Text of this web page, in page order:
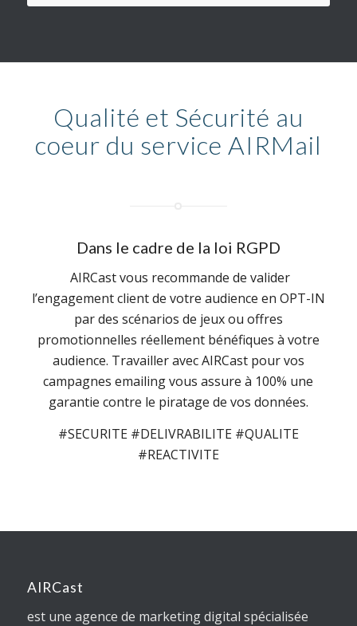
Qualité et Sécurité au
coeur du service AIRMail
Dans le cadre de la loi RGPD
AIRCast vous recommande de valider
l’engagement client de votre audience en OPT-IN
par des scénarios de jeux ou offres
promotionnelles réellement bénéfiques à votre
audience. Travailler avec AIRCast pour vos
campagnes emailing vous assure à 100% une
garantie contre le piratage de vos données.
#SECURITE #DELIVRABILITE #QUALITE
#REACTIVITE
AIRCast
est une agence de marketing digital spécialisée